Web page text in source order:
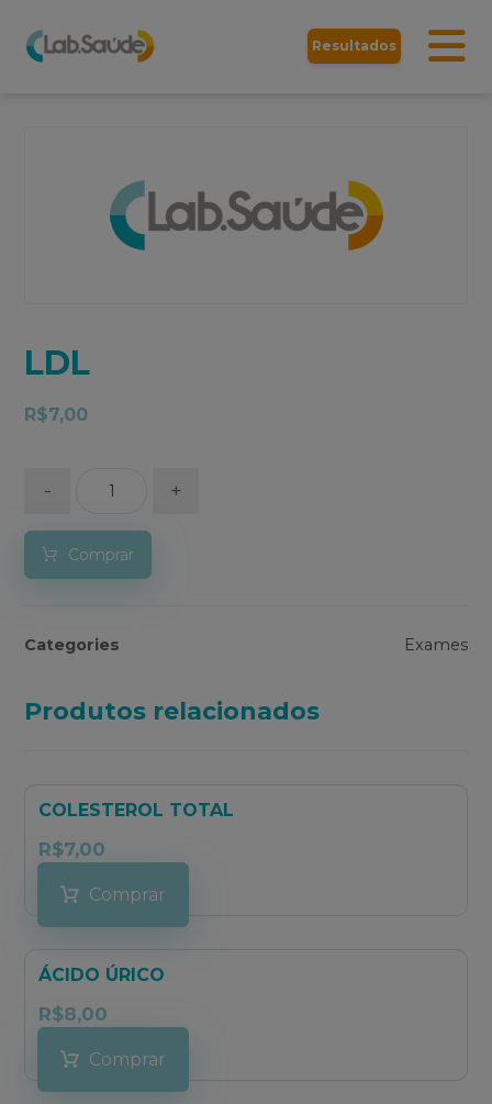
Resultados
LDL
R$7,00
- +
Comprar
Categories Exames
Produtos relacionados
COLESTEROL TOTAL
R$7,00
Comprar
ÁCIDO ÚRICO
R$8,00
Comprar